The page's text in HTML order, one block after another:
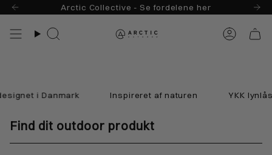
Skip
indhold
Arctic Collective - Se fordelene her
Søg Konto
i Danmark Inspireret af naturen YKK lynlåse
Find dit outdoor produkt